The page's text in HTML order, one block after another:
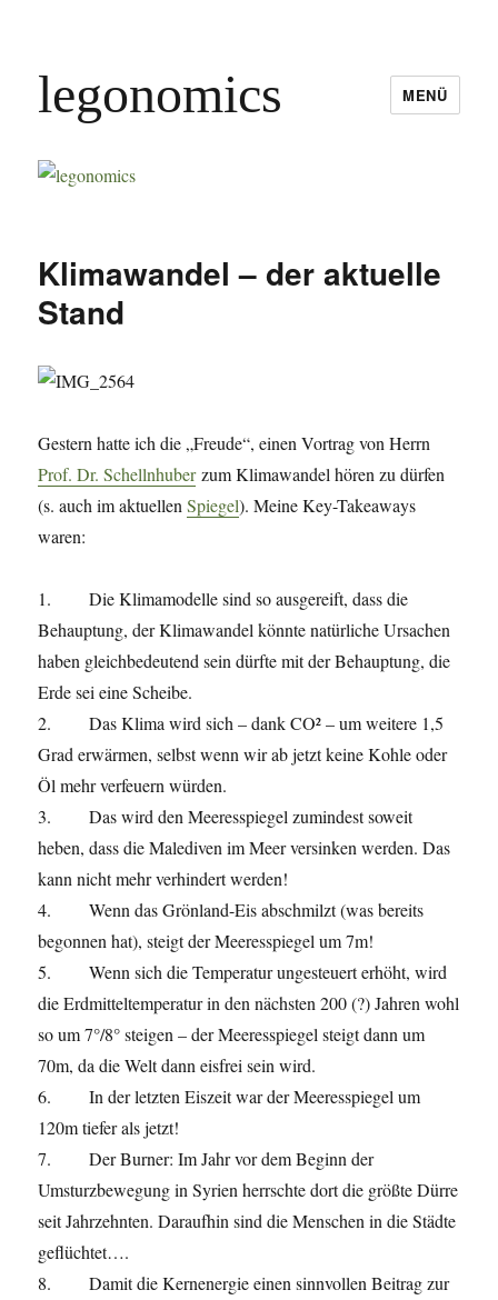
legonomics MENÜ
Klimawandel – der aktuelle
Stand
Gestern hatte ich die „Freude“, einen Vortrag von Herrn
Prof. Dr. Schellnhuberzum Klimawandel hören zu dürfen
(s. auch im aktuellenSpiegel). Meine Key-Takeaways
waren:
1. Die Klimamodelle sind so ausgereift, dass die
Behauptung, der Klimawandel könnte natürliche Ursachen
haben gleichbedeutend sein dürfte mit der Behauptung, die
Erde sei eine Scheibe.
2. Das Klima wird sich – dank CO² – um weitere 1,5
Grad erwärmen, selbst wenn wir ab jetzt keine Kohle oder
Öl mehr verfeuern würden.
3. Das wird den Meeresspiegel zumindest soweit
heben, dass die Malediven im Meer versinken werden. Das
kann nicht mehr verhindert werden!
4. Wenn das Grönland-Eis abschmilzt (was bereits
begonnen hat), steigt der Meeresspiegel um 7m!
5. Wenn sich die Temperatur ungesteuert erhöht, wird
die Erdmitteltemperatur in den nächsten 200 (?) Jahren wohl
so um 7°/8° steigen – der Meeresspiegel steigt dann um
70m, da die Welt dann eisfrei sein wird.
6. In der letzten Eiszeit war der Meeresspiegel um
120m tiefer als jetzt!
7. Der Burner: Im Jahr vor dem Beginn der
Umsturzbewegung in Syrien herrschte dort die größte Dürre
seit Jahrzehnten. Daraufhin sind die Menschen in die Städte
geflüchtet….
8. Damit die Kernenergie einen sinnvollen Beitrag zur